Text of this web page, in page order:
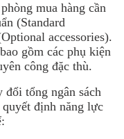
mua hàng cần
(Standard
accessories).
gồm các phụ kiện
công đặc thù.
đổi tổng ngân sách
định năng lực